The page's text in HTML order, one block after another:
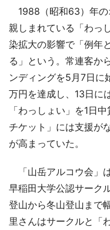
1988（昭和63）年の
親しまれている「わっ
染拡大の影響で「例年
る」という。常連客か
ンディングを5月7日に
万円を達成し、13日に
「わっしょい」を1日
チケット」には支援が
が高まっていた。
「山岳アルコウ会」
早稲田大学公認サーク
登山から冬山登山まで
里さんはサークルと「